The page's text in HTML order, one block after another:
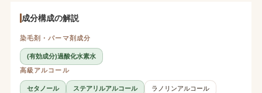
成分構成の解説
染毛剤・パーマ剤成分
(有効成分)過酸化水素水
高級アルコール
セタノール ステアリルアルコール
ラノリンアルコール